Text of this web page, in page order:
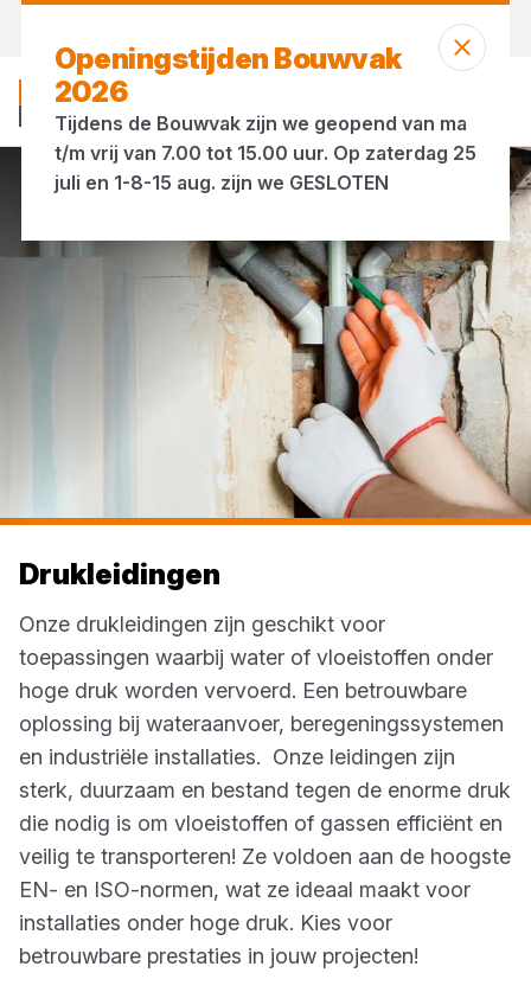
Drukleidingen
Drukleidingen
Onze drukleidingen zijn geschikt voor
toepassingen waarbij water of vloeistoffen onder
hoge druk worden vervoerd. Een betrouwbare
oplossing bij wateraanvoer, beregeningssystemen
en industriële installaties. Onze leidingen zijn
sterk, duurzaam en bestand tegen de enorme druk
die nodig is om vloeistoffen of gassen efficiënt en
veilig te transporteren! Ze voldoen aan de hoogste
EN- en ISO-normen, wat ze ideaal maakt voor
installaties onder hoge druk. Kies voor
betrouwbare prestaties in jouw projecten!
Openingstijden Bouwvak
2026
Tijdens de Bouwvak zijn we geopend van ma
t/m vrij van 7.00 tot 15.00 uur. Op zaterdag 25
juli en 1-8-15 aug. zijn we GESLOTEN